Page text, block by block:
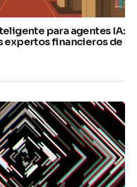
para agentes IA:
expertos financieros de